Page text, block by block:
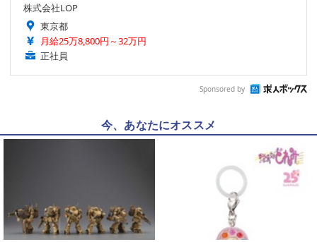
株式会社LOP
東京都
月給25万8,800円～32万円
正社員
Sponsored by
今、あなたにオススメ